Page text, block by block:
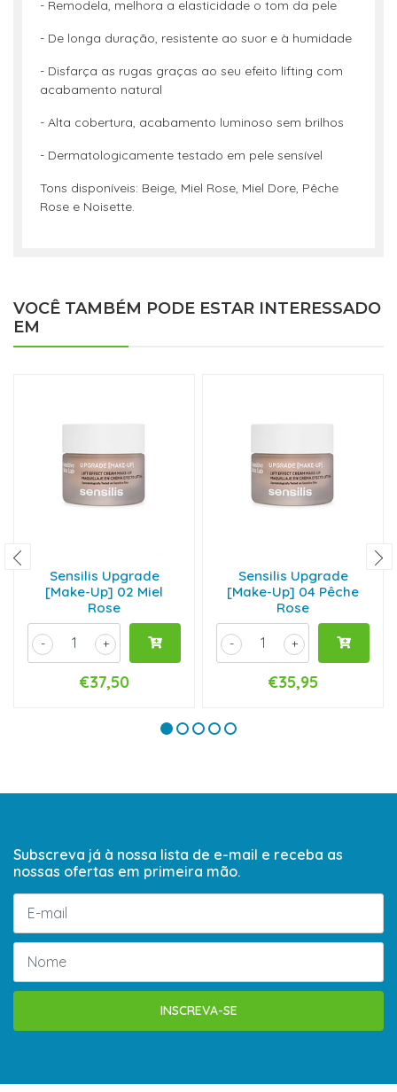
- Remodela, melhora a elasticidade o tom da pele
- De longa duração, resistente ao suor e à humidade
- Disfarça as rugas graças ao seu efeito lifting com
acabamento natural
- Alta cobertura, acabamento luminoso sem brilhos
- Dermatologicamente testado em pele sensível
Tons disponíveis: Beige, Miel Rose, Miel Dore, Pêche
Rose e Noisette.
VOCÊ TAMBÉM PODE ESTAR INTERESSADO
EM
Sensilis Upgrade
[Make-Up] 02 Miel
Rose
+
-
€37,50
Sensilis Upgrade
[Make-Up] 04 Pêche
Rose
+
-
€35,95
Subscreva já à nossa lista de e-mail e receba as
nossas ofertas em primeira mão.
INSCREVA-SE